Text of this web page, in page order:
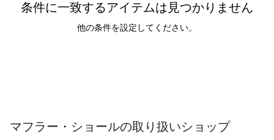
条件に一致するアイテムは見つかりません
他の条件を設定してください。
マフラー・ショールの取り扱いショップ